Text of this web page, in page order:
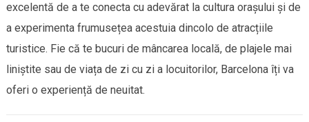
excelentă de a te conecta cu adevărat la cultura orașului și de
a experimenta frumusețea acestuia dincolo de atracțiile
turistice. Fie că te bucuri de mâncarea locală, de plajele mai
liniștite sau de viața de zi cu zi a locuitorilor, Barcelona îți va
oferi o experiență de neuitat.